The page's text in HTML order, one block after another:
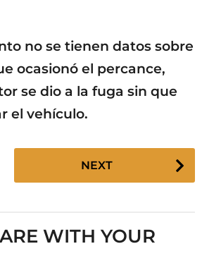
no se tienen datos sobre
ocasionó el percance,
se dio a la fuga sin que
el vehículo.
NEXT
WITH YOUR